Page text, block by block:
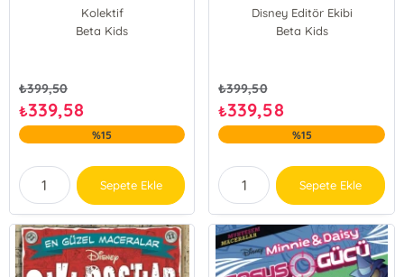
Kolektif
Beta Kids
₺399,50
₺339,58
%15
Sepete Ekle
Disney Editör Ekibi
Beta Kids
₺399,50
₺339,58
%15
Sepete Ekle